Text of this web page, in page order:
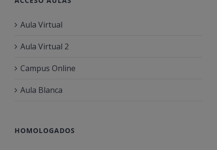
Aula Virtual
Aula Virtual 2
Campus Online
Aula Blanca
HOMOLOGADOS